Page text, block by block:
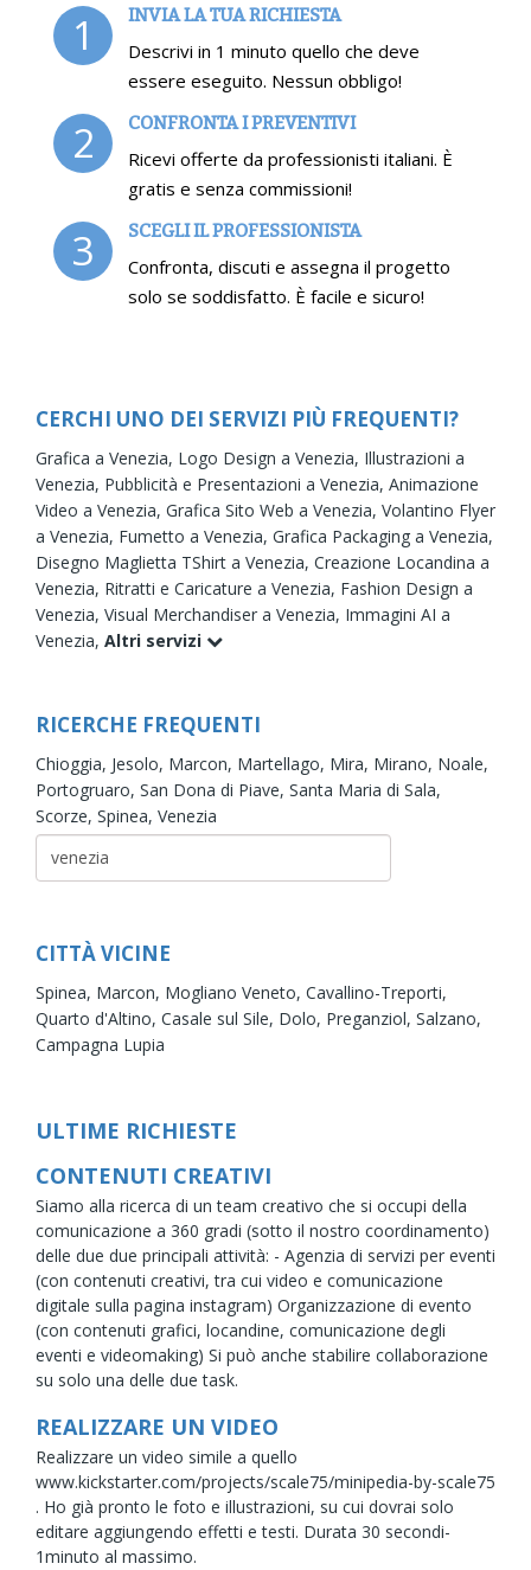
1 INVIA LA TUA RICHIESTA
Descrivi in 1 minuto quello che deve
essere eseguito. Nessun obbligo!
2 CONFRONTA I PREVENTIVI
Ricevi offerte da professionisti italiani. È
gratis e senza commissioni!
3 SCEGLI IL PROFESSIONISTA
Confronta, discuti e assegna il progetto
solo se soddisfatto. È facile e sicuro!
CERCHI UNO DEI SERVIZI PIÙ FREQUENTI?
Grafica a Venezia, Logo Design a Venezia, Illustrazioni a
Venezia, Pubblicità e Presentazioni a Venezia, Animazione
Video a Venezia, Grafica Sito Web a Venezia, Volantino Flyer
a Venezia, Fumetto a Venezia, Grafica Packaging a Venezia,
Disegno Maglietta TShirt a Venezia, Creazione Locandina a
Venezia, Ritratti e Caricature a Venezia, Fashion Design a
Venezia, Visual Merchandiser a Venezia, Immagini AI a
Venezia, Altri servizi
RICERCHE FREQUENTI
Chioggia, Jesolo, Marcon, Martellago, Mira, Mirano, Noale,
Portogruaro, San Dona di Piave, Santa Maria di Sala,
Scorze, Spinea, Venezia
CITTÀ VICINE
Spinea, Marcon, Mogliano Veneto, Cavallino-Treporti,
Quarto d'Altino, Casale sul Sile, Dolo, Preganziol, Salzano,
Campagna Lupia
ULTIME RICHIESTE
CONTENUTI CREATIVI
Siamo alla ricerca di un team creativo che si occupi della
comunicazione a 360 gradi (sotto il nostro coordinamento)
delle due due principali attività: - Agenzia di servizi per eventi
(con contenuti creativi, tra cui video e comunicazione
digitale sulla pagina instagram) Organizzazione di evento
(con contenuti grafici, locandine, comunicazione degli
eventi e videomaking) Si può anche stabilire collaborazione
su solo una delle due task.
REALIZZARE UN VIDEO
Realizzare un video simile a quello
www.kickstarter.com/projects/scale75/minipedia-by-scale75
. Ho già pronto le foto e illustrazioni, su cui dovrai solo
editare aggiungendo effetti e testi. Durata 30 secondi-
1minuto al massimo.